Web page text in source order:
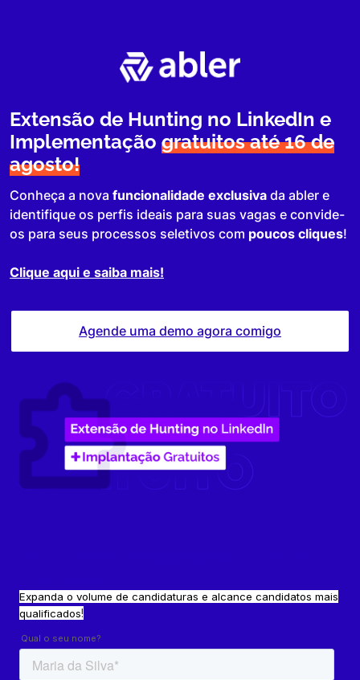
Extensão de Hunting no LinkedIn e
Implementação gratuitos até 16 de
agosto!
Conheça a nova funcionalidade exclusiva da abler e
identifique os perfis ideais para suas vagas e convide-
os para seus processos seletivos com poucos cliques!
Clique aqui e saiba mais!
Agende uma demo agora comigo